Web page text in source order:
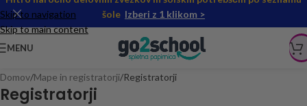
Skip to navigation
Skip to main content
šole Izberi z 1 klikom >
MENU
Domov Mape in registratorji Registratorji
Registratorji